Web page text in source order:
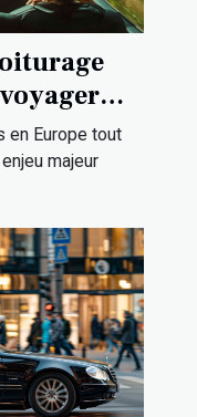
en Europe tout
majeur